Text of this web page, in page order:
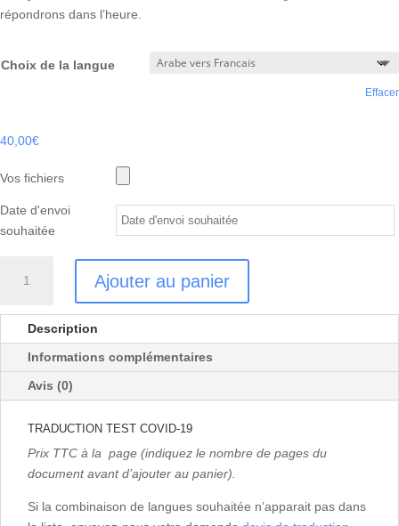
répondrons dans l’heure.
Choix de la langue
Effacer
40,00€
Vos fichiers
Date d'envoi
souhaitée
TRADUCTION
TEST
COVID-
Ajouter au panier
Description
Informations complémentaires
Avis (0)
TRADUCTION TEST COVID-19
Prix TTC à la page (indiquez le nombre de pages du
document avant d’ajouter au panier).
Si la combinaison de langues souhaitée n’apparait pas dans